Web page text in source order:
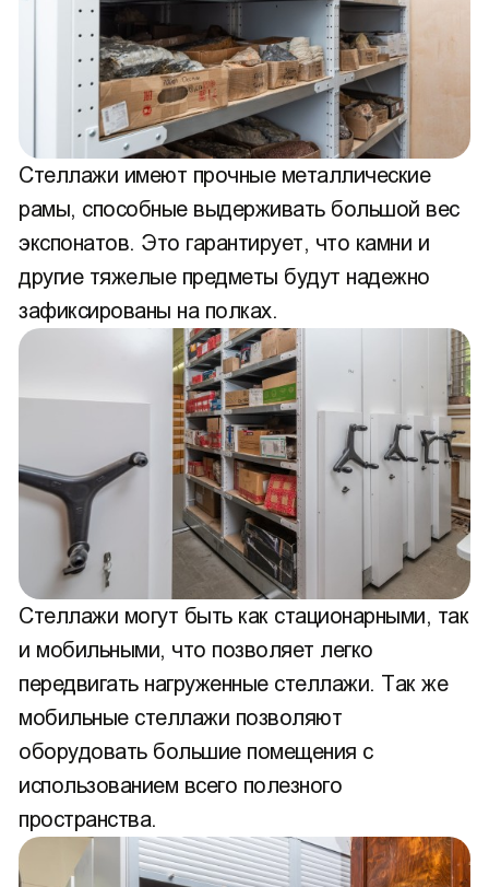
Стеллажи имеют прочные металлические
рамы, способные выдерживать большой вес
экспонатов. Это гарантирует, что камни и
другие тяжелые предметы будут надежно
зафиксированы на полках.
Стеллажи могут быть как стационарными, так
и мобильными, что позволяет легко
передвигать нагруженные стеллажи. Так же
мобильные стеллажи позволяют
оборудовать большие помещения с
использованием всего полезного
пространства.